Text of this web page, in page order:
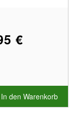
€
In den Warenkorb